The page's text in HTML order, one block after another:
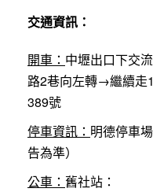
交通資訊：
開車： 中壢出口下交
路2巷向左轉→繼續走
389號
停車資訊： 明德停車
告為準）
公車： 舊社站：